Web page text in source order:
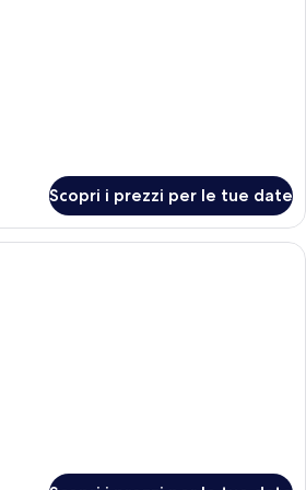
Scopri i prezzi per le tue date
Camera da letto con un letto